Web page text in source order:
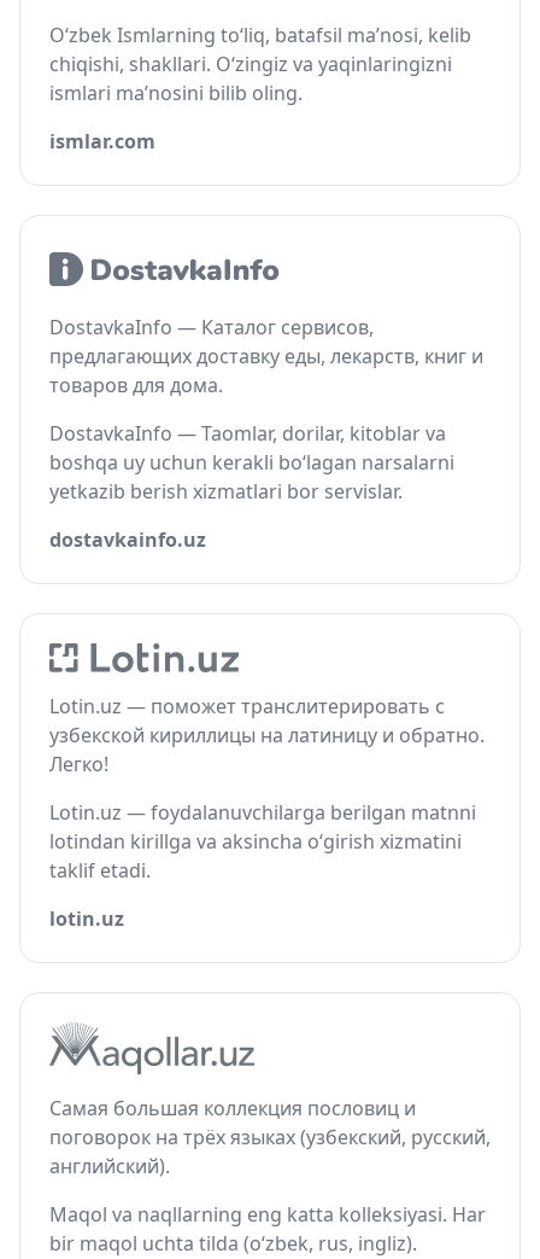
O‘zbek Ismlarning to‘liq, batafsil ma’nosi, kelib
chiqishi, shakllari. O‘zingiz va yaqinlaringizni
ismlari ma’nosini bilib oling.
ismlar.com
DostavkaInfo — Каталог сервисов,
предлагающих доставку еды, лекарств, книг и
товаров для дома.
DostavkaInfo — Taomlar, dorilar, kitoblar va
boshqa uy uchun kerakli bo‘lagan narsalarni
yetkazib berish xizmatlari bor servislar.
dostavkainfo.uz
Lotin.uz — поможет транслитерировать с
узбекской кириллицы на латиницу и обратно.
Легко!
Lotin.uz — foydalanuvchilarga berilgan matnni
lotindan kirillga va aksincha o‘girish xizmatini
taklif etadi.
lotin.uz
Самая большая коллекция пословиц и
поговорок на трёх языках (узбекский, русский,
английский).
Maqol va naqllarning eng katta kolleksiyasi. Har
bir maqol uchta tilda (o‘zbek, rus, ingliz).